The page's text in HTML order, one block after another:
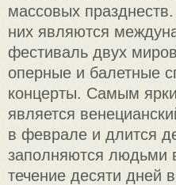
массовых
них являются
фестиваль двух
оперные и балетные
концерты. Самым
является
в феврале и длится
заполняются людьми
течение десяти дней